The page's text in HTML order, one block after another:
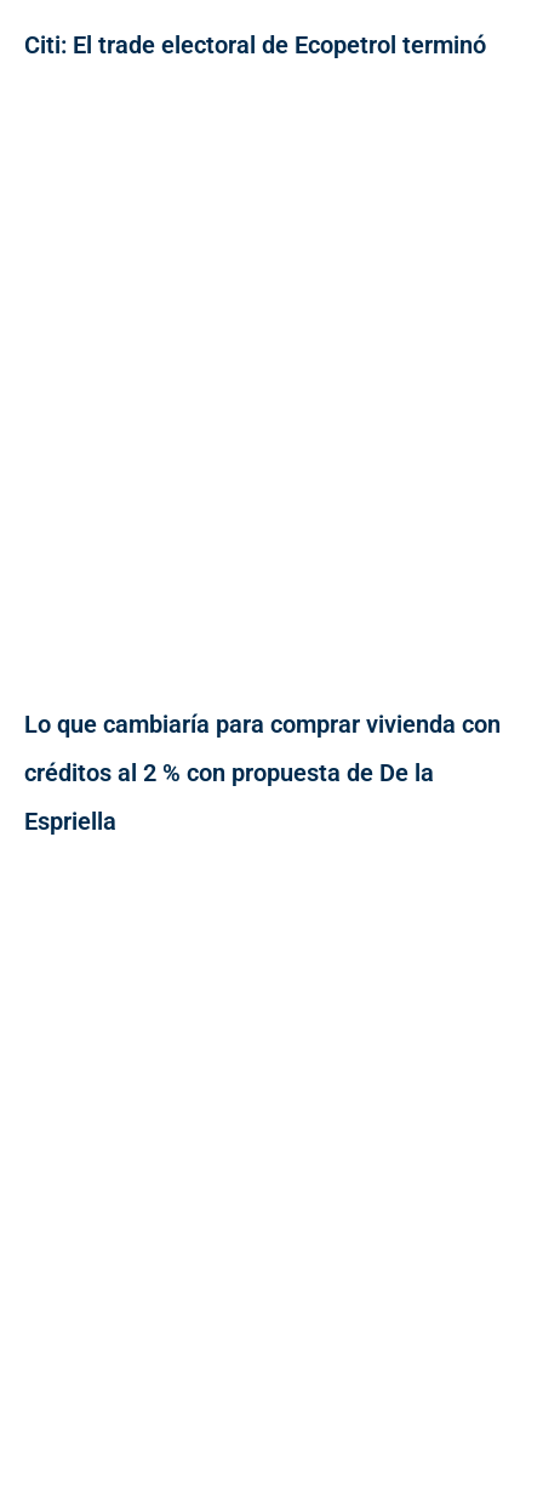
Citi: El trade electoral de Ecopetrol terminó
Lo que cambiaría para comprar vivienda con
créditos al 2 % con propuesta de De la
Espriella